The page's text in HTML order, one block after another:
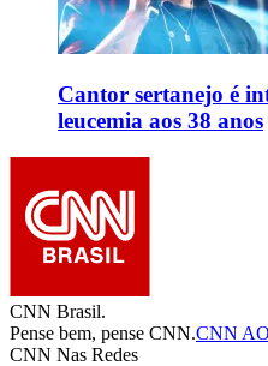
Cantor sertanejo é
leucemia aos 38 anos
CNN Brasil.
Pense bem, pense CNN.CNN
CNN Nas Redes